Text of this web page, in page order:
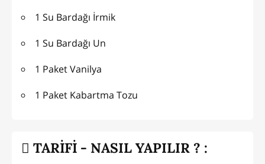
1 Su Bardağı İrmik
1 Su Bardağı Un
1 Paket Vanilya
1 Paket Kabartma Tozu
TARİFİ - NASIL YAPILIR ? :